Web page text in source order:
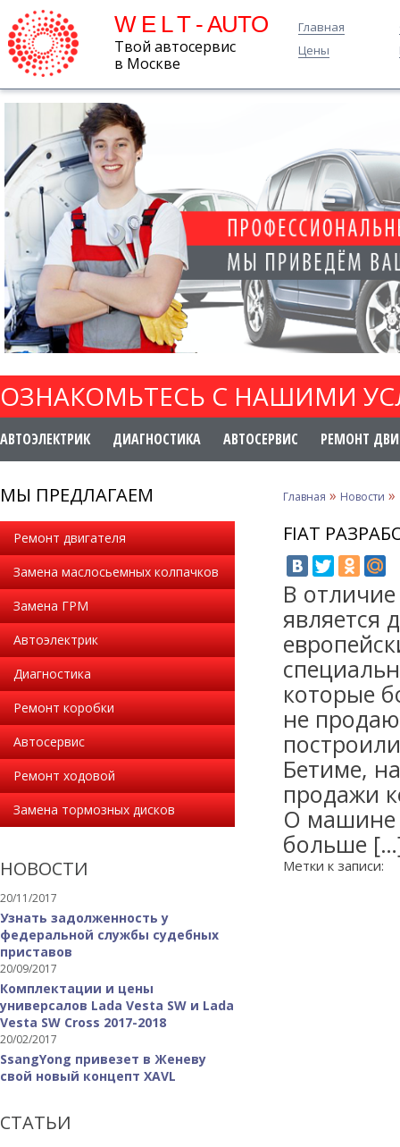
W E L T - AUTO
Твой автосервис
в Москве
Главная
Цены
ОЗНАКОМЬТЕСЬ С НАШИМИ
АВТОЭЛЕКТРИК ДИАГНОСТИКА АВТОСЕРВИС РЕМОНТ
МЫ ПРЕДЛАГАЕМ
Ремонт двигателя
Замена маслосьемных колпачков
Замена ГРМ
Автоэлектрик
Диагностика
Ремонт коробки
Автосервис
Ремонт ходовой
Замена тормозных дисков
НОВОСТИ
20/11/2017
Узнать задолженность у
федеральной службы судебных
приставов
20/09/2017
Комплектации и цены
универсалов Lada Vesta SW и Lada
Vesta SW Cross 2017-2018
20/02/2017
SsangYong привезет в Женеву
свой новый концепт XAVL
СТАТЬИ
Главная » Новости »
FIAT
В
является
которые
не
Бетиме,
продажи
О машине
больше
Метки к записи: